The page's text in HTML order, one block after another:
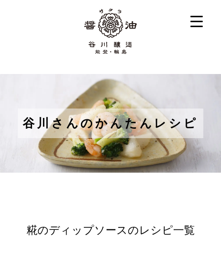
谷川さんのかんたんレシピ
糀のディップソースのレシピ一覧